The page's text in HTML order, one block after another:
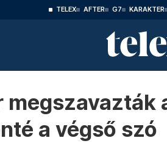
TELEX AFTER G7 KARAKTER
a végső szó